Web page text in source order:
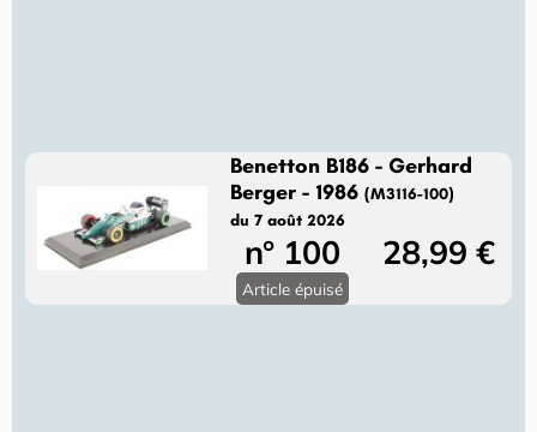
Benetton B186 - Gerhard
Berger - 1986(M3116-100)
du 7 août 2026
n° 100 28,99 €
Article épuisé